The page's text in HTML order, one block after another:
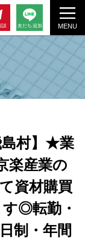
MENU
談 友だち追加
島村】★業
楽産業の
資材購買
◎転勤・
制・年間